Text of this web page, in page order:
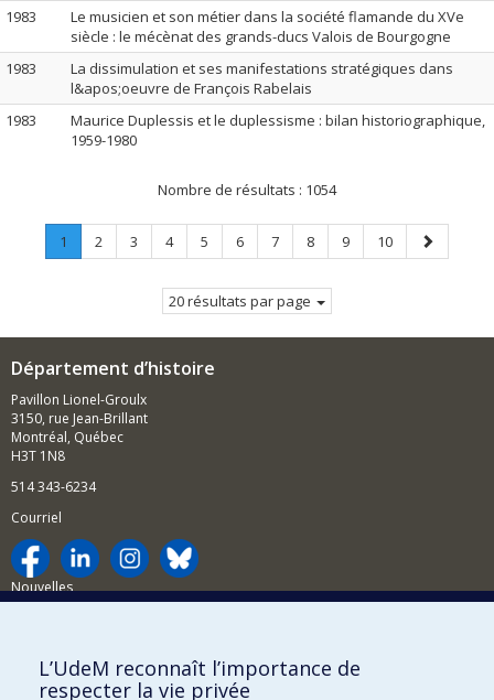
1983
Le musicien et son métier dans la société flamande du XVe
siècle : le mécènat des grands-ducs Valois de Bourgogne
1983
La dissimulation et ses manifestations stratégiques dans
l&apos;oeuvre de François Rabelais
1983
Maurice Duplessis et le duplessisme : bilan historiographique,
1959-1980
Nombre de résultats : 1054
Page
1
Page
Page
2 Page
3 Page
4 Page
5 Page
6 Page
7 Page
8 Page
9 Page
10
Page
suivante
20 résultats par page
Département d’histoire
Pavillon Lionel-Groulx
3150, rue Jean-Brillant
Montréal, Québec
H3T 1N8
514 343-6234
Courriel
Nouvelles
Comment soutenir le Département?
L’UdeM reconnaît l’importance de
respecter la vie privée